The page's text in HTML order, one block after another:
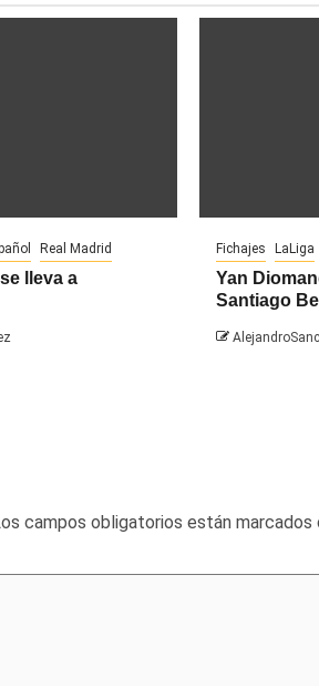
Real Madrid
lleva a
Fichajes LaLiga
Yan
Santiago
campos obligatorios están marcados